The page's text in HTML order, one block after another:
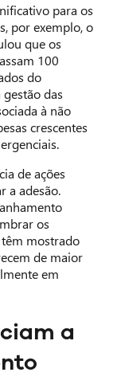
para os
por exemplo, o
que os
100
do
das
à não
crescentes
de ações
a adesão.
os
têm mostrado
de maior
em
a